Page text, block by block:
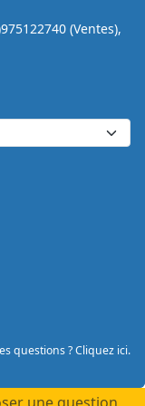
(Ventes),
questions ? Cliquez ici.